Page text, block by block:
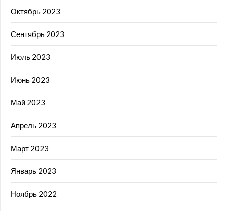
Октябрь 2023
Сентябрь 2023
Июль 2023
Июнь 2023
Май 2023
Апрель 2023
Март 2023
Январь 2023
Ноябрь 2022